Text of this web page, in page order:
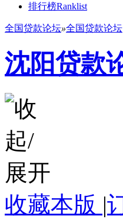
排行榜Ranklist
全国贷款论坛»全国贷款论坛
沈阳贷款
收藏本版 |